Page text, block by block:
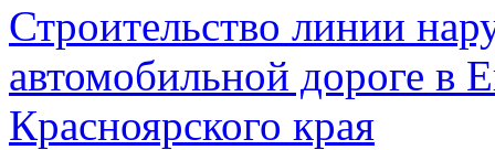
Строительство линии
автомобильной дороге в
Красноярского края